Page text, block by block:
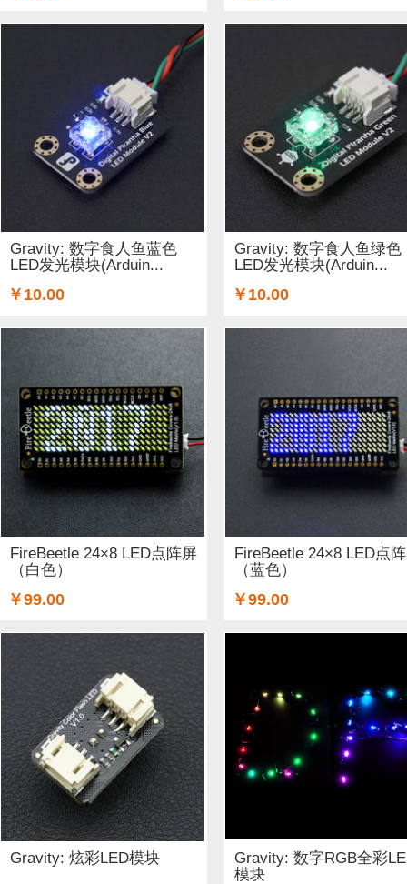
光线&图像传感器 (27) 心愿单 (5) 套餐 (12) 书籍
其他扩展板 (14) 蓝牙 (4) 晶
STEM/创客 教育 (9) 电子墨水 (2)
Gravity: 数字食人鱼蓝色
LED发光模块(Arduin...
￥10.00
Gravity: 数字食人鱼绿色
LED发光模块(Arduin...
￥10.00
FireBeetle 24×8 LED点阵屏
（白色）
￥99.00
FireBeetle 24×8 LED点
（蓝色）
￥99.00
Gravity: 炫彩LED模块
Gravity: 数字RGB全彩
模块